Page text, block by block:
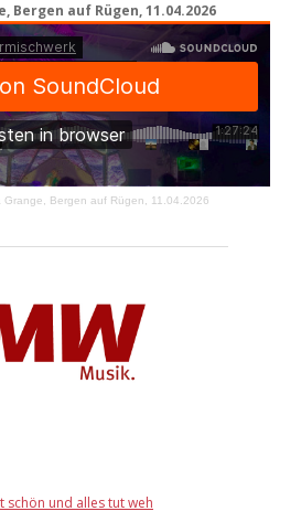
Bergen auf Rügen, 11.04.2026
Grange, Bergen auf Rügen, 11.04.2026
schön und alles tut weh